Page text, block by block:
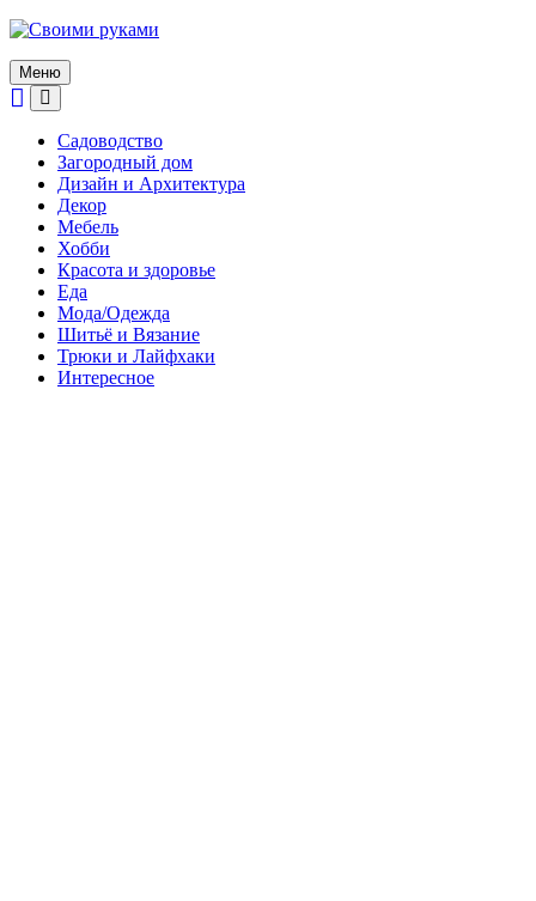
Skip
content
Меню
Садоводство
Загородный дом
Дизайн и Архитектура
Декор
Мебель
Хобби
Красота и здоровье
Еда
Мода/Одежда
Шитьё и Вязание
Трюки и Лайфхаки
Интересное